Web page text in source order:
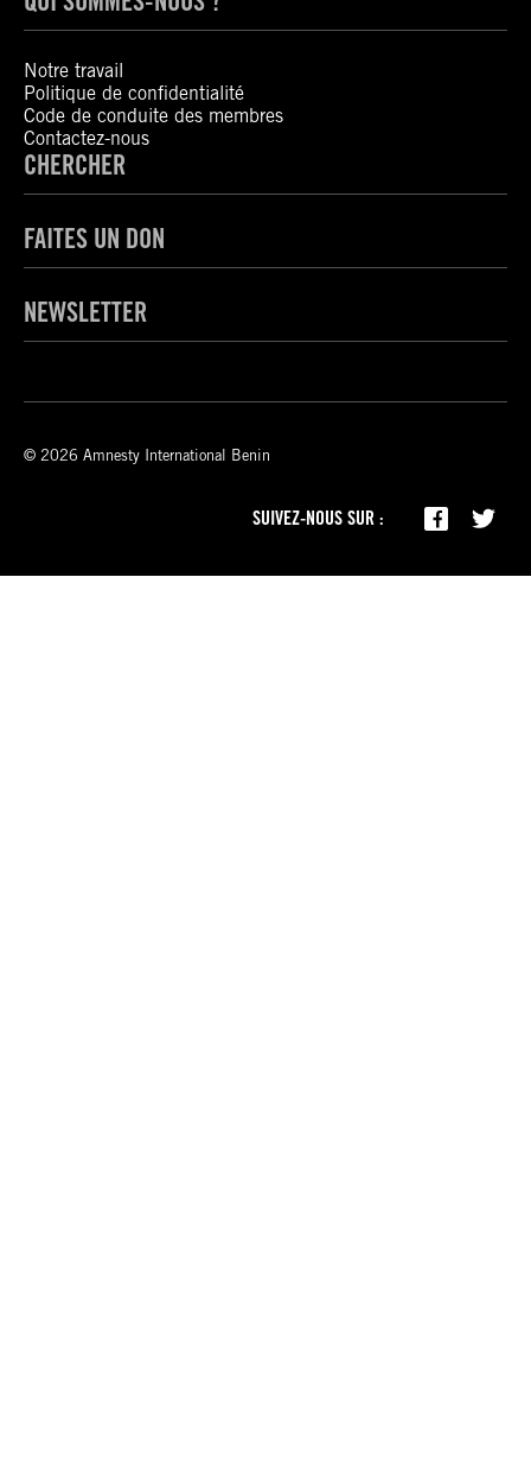
Notre travail
Politique de confidentialité
Code de conduite des membres
Contactez-nous
CHERCHER
FAITES UN DON
NEWSLETTER
© 2026 Amnesty International Benin
SUIVEZ-NOUS SUR :